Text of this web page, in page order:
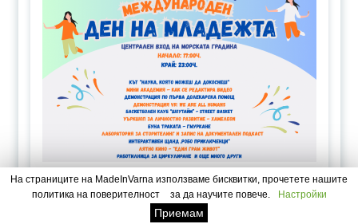
От 17:00 до 23:00 ч. в пространството около
слънчевия часовник на входа на Морската
На страниците на MadeInVarna използваме бисквитки, прочетете нашите
политика на поверителност
за да научите повече. Настройки
Приемам